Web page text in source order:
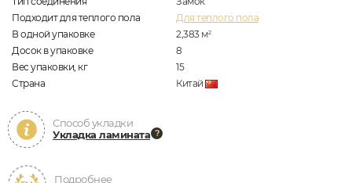
Подходит для теплого пола
Для теплого пола
В одной упаковке
2,383 м2
Досок в упаковке
8
Вес упаковки, кг
15
Страна
Китай
Способ укладки
Укладка ламината
Подробнее